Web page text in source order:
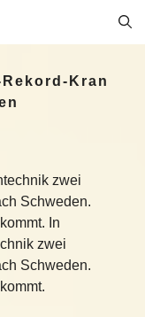
Kran
zwei
Schweden.
In
zwei
Schweden.